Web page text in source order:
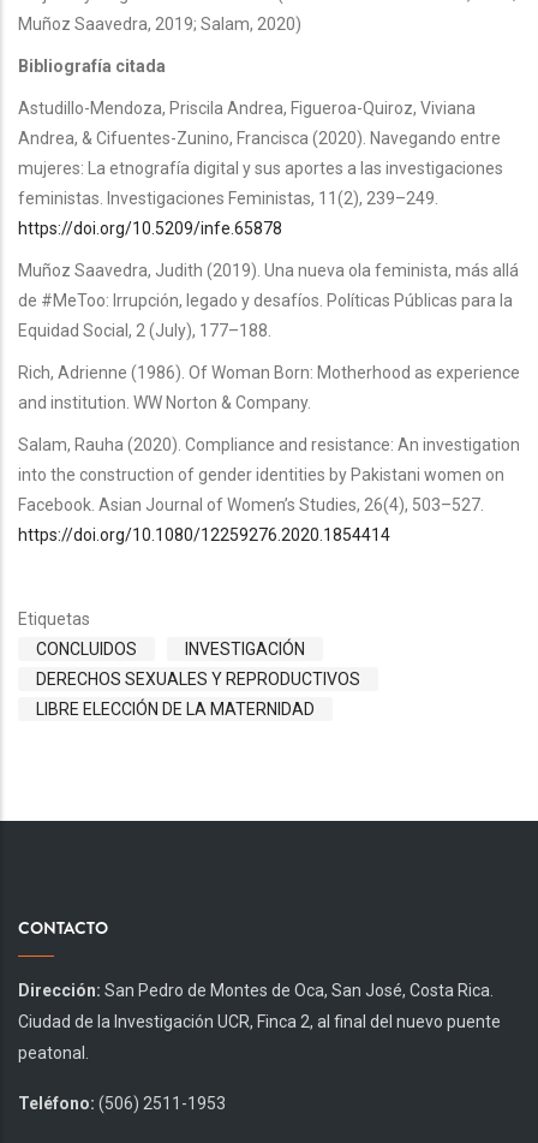
Muñoz Saavedra, 2019; Salam, 2020)
Bibliografía citada
Astudillo-Mendoza, Priscila Andrea, Figueroa-Quiroz, Viviana
Andrea, & Cifuentes-Zunino, Francisca (2020). Navegando entre
mujeres: La etnografía digital y sus aportes a las investigaciones
feministas. Investigaciones Feministas, 11(2), 239–249.
https://doi.org/10.5209/infe.65878
Muñoz Saavedra, Judith (2019). Una nueva ola feminista, más allá
de #MeToo: Irrupción, legado y desafíos. Políticas Públicas para la
Equidad Social, 2 (July), 177–188.
Rich, Adrienne (1986). Of Woman Born: Motherhood as experience
and institution. WW Norton & Company.
Salam, Rauha (2020). Compliance and resistance: An investigation
into the construction of gender identities by Pakistani women on
Facebook. Asian Journal of Women’s Studies, 26(4), 503–527.
https://doi.org/10.1080/12259276.2020.1854414
Etiquetas
CONCLUIDOS
INVESTIGACIÓN
DERECHOS SEXUALES Y REPRODUCTIVOS
LIBRE ELECCIÓN DE LA MATERNIDAD
CONTACTO
Dirección: San Pedro de Montes de Oca, San José, Costa Rica.
Ciudad de la Investigación UCR, Finca 2, al final del nuevo puente
peatonal.
Teléfono: (506) 2511-1953